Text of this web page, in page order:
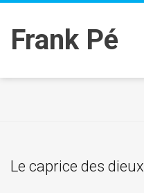
Frank Pé
Le caprice des dieux